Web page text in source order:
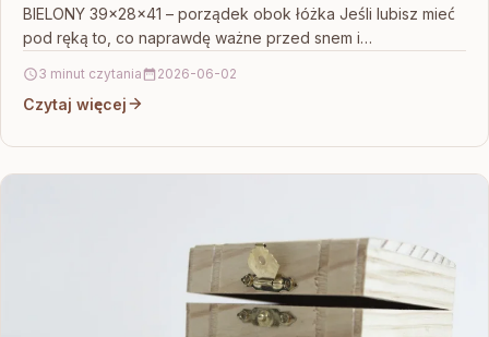
BIELONY 39x28x41 – porządek obok łóżka Jeśli lubisz mieć
pod ręką to, co naprawdę ważne przed snem i…
3 minut czytania 2026-06-02
Czytaj więcej